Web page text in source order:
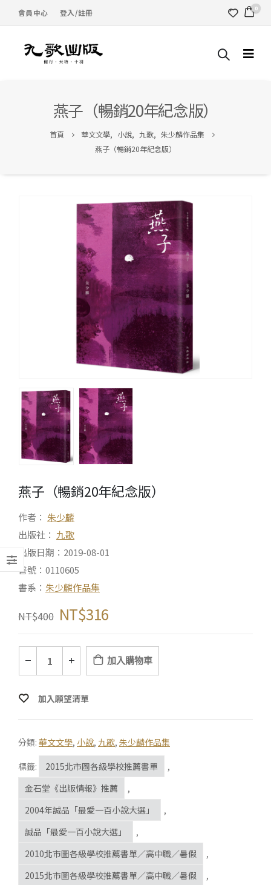
會員中心 登入/註冊 0
燕子（暢銷20年紀念版）
首頁 華文文學, 小說, 九歌, 朱少麟作品集
燕子（暢銷20年紀念版）
燕子（暢銷20年紀念版）
作者： 朱少麟
出版社： 九歌
出版日期：2019-08-01
書號：0110605
書系： 朱少麟作品集
NT$400 NT$316
加入購物車
加入願望清單
分類: 華文文學, 小說, 九歌, 朱少麟作品集
標籤:
2015北市圖各級學校推薦書單
,
金石堂《出版情報》推薦
,
2004年誠品「最愛一百小說大選」
,
誠品「最愛一百小說大選」
,
2010北市圖各級學校推薦書單／高中職／暑假
,
2015北市圖各級學校推薦書單／高中職／暑假
,